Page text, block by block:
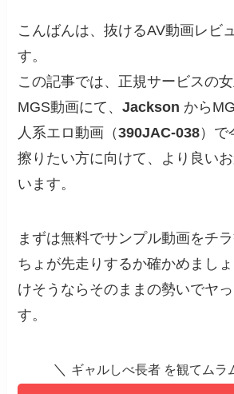
こんばんは、抜けるAV動画レビ
す。
この記事では、正規サービスの
MGS動画にて、Jackson から
人系エロ動画（390JAC-038）で
擦りたい方に向けて、より良い
います。
まずは無料でサンプル動画をチ
ちょが先走りするか確かめまし
けそうならそのままの勢いでヤ
す。
＼ ギャルしべ長者 を観てムラ